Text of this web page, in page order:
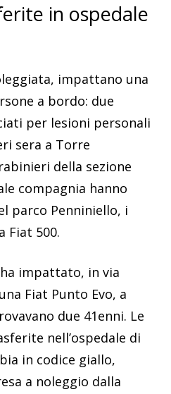
in ospedale
impattano una
a bordo: due
per lesioni personali
sera a Torre
della sezione
compagnia hanno
parco Penniniello, i
Fiat 500.
impattato, in via
Fiat Punto Evo, a
due 41enni. Le
nell’ospedale di
in codice giallo,
a noleggio dalla